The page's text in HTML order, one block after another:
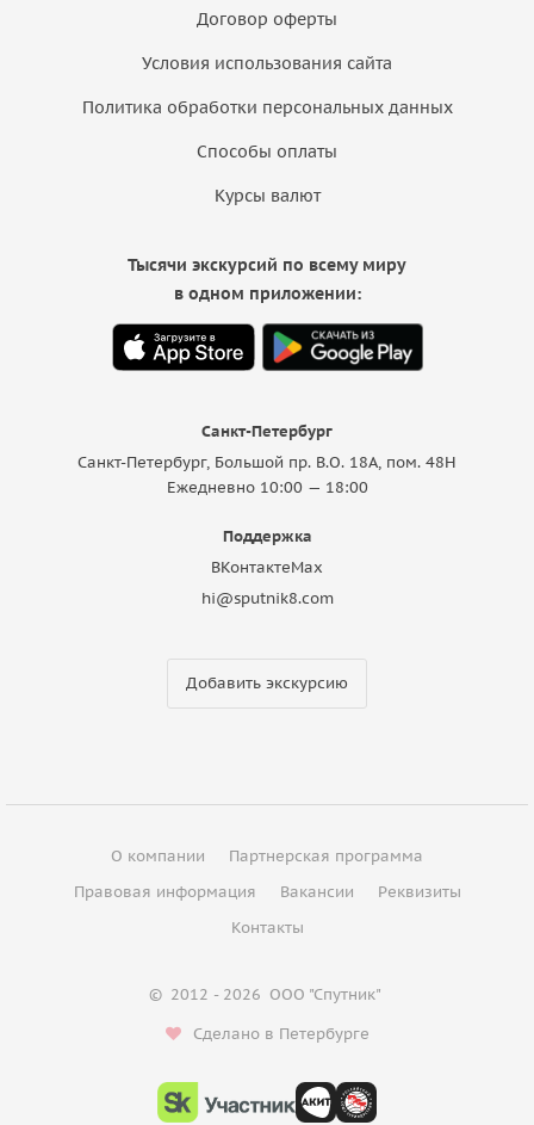
Договор оферты
Условия использования сайта
Политика обработки персональных данных
Способы оплаты
Курсы валют
Санкт-Петербург
Санкт-Петербург, Большой пр. В.О. 18A, пом. 48Н
Ежедневно 10:00 — 18:00
Поддержка
ВКонтактеMax
hi@sputnik8.com
Добавить экскурсию
Тысячи экскурсий по всему миру
в одном приложении:
О компании
Партнерская программа
Правовая информация
Вакансии
Реквизиты
Контакты
© 2012 - 2026 ООО "Спутник"
Сделано в Петербурге